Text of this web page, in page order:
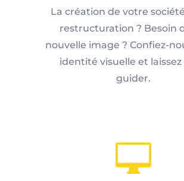
La création de votre
restructuration ? Besoin
nouvelle image ? Confiez-
identité visuelle et laissez
guider.
